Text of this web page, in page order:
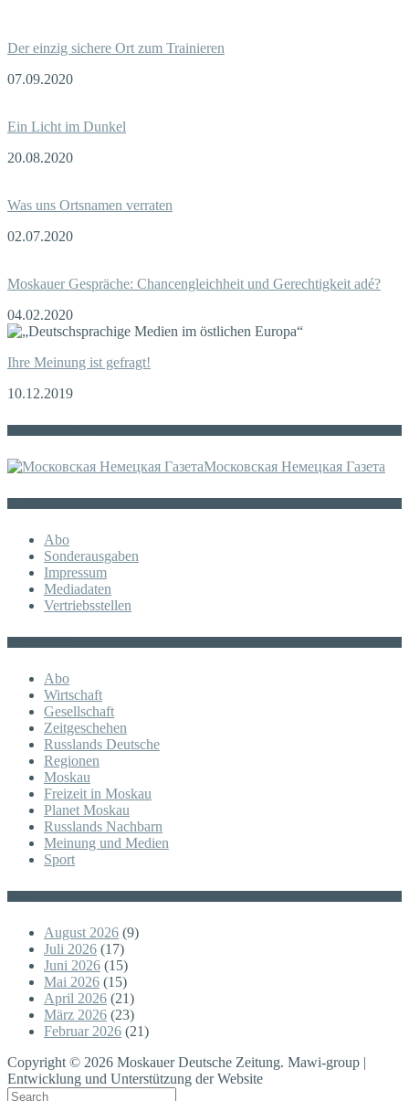
Der einzig sichere Ort zum Trainieren
07.09.2020
Ein Licht im Dunkel
20.08.2020
Was uns Ortsnamen verraten
02.07.2020
Moskauer Gespräche: Chancengleichheit und Gerechtigkeit adé?
04.02.2020
Ihre Meinung ist gefragt!
10.12.2019
Московская Немецкая Газета
Abo
Sonderausgaben
Impressum
Mediadaten
Vertriebsstellen
Abo
Wirtschaft
Gesellschaft
Zeitgeschehen
Russlands Deutsche
Regionen
Moskau
Freizeit in Moskau
Planet Moskau
Russlands Nachbarn
Meinung und Medien
Sport
August 2026 (9)
Juli 2026 (17)
Juni 2026 (15)
Mai 2026 (15)
April 2026 (21)
März 2026 (23)
Februar 2026 (21)
Copyright © 2026 Moskauer Deutsche Zeitung. Mawi-group |
Entwicklung und Unterstützung der Website